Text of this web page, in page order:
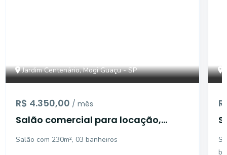
Jardim Centenário, Mogi Guaçu - SP
R$ 4.350,00 / mês
Salão comercial para locação,
Salão com 230m², 03 banheiros